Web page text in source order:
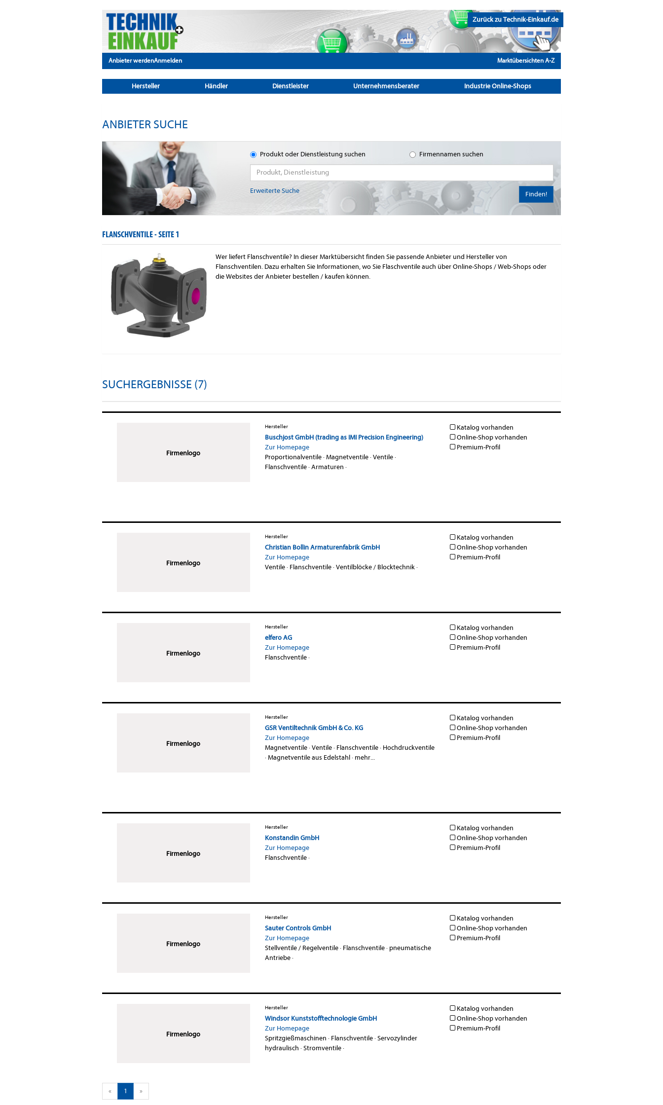
Zurück zu Technik-Einkauf.de
Anbieter werdenAnmelden Marktübersichten A-Z
Hersteller Händler Dienstleister Unternehmensberater Industrie Online-Shops
ANBIETER SUCHE
Produkt oder Dienstleistung suchen Firmennamen suchen
Erweiterte Suche Finden!
FLANSCHVENTILE -SEITE 1
Wer liefert Flanschventile? In dieser Marktübersicht finden Sie passende Anbieter und Hersteller von
Flanschventilen. Dazu erhalten Sie Informationen, wo Sie Flaschventile auch über Online-Shops / Web-Shops oder
die Websites der Anbieter bestellen / kaufen können.
SUCHERGEBNISSE (7)
Firmenlogo
Hersteller
Buschjost GmbH (trading as IMI Precision Engineering)
Zur Homepage
Proportionalventile·Magnetventile·Ventile·
Flanschventile·Armaturen ·
Katalog vorhanden
Online-Shop vorhanden
Premium-Profil
Firmenlogo
Hersteller
Christian Bollin Armaturenfabrik GmbH
Zur Homepage
Ventile· Flanschventile·Ventilblöcke / Blocktechnik·
Katalog vorhanden
Online-Shop vorhanden
Premium-Profil
Firmenlogo
Hersteller
elfero AG
Zur Homepage
Flanschventile·
Katalog vorhanden
Online-Shop vorhanden
Premium-Profil
Firmenlogo
Hersteller
GSR Ventiltechnik GmbH & Co. KG
Zur Homepage
Magnetventile·Ventile· Flanschventile· Hochdruckventile
·Magnetventile aus Edelstahl· mehr...
Katalog vorhanden
Online-Shop vorhanden
Premium-Profil
Firmenlogo
Hersteller
Konstandin GmbH
Zur Homepage
Flanschventile·
Katalog vorhanden
Online-Shop vorhanden
Premium-Profil
Firmenlogo
Hersteller
Sauter Controls GmbH
Zur Homepage
Stellventile / Regelventile· Flanschventile· pneumatische
Antriebe·
Katalog vorhanden
Online-Shop vorhanden
Premium-Profil
Firmenlogo
Hersteller
Windsor Kunststofftechnologie GmbH
Zur Homepage
Spritzgießmaschinen · Flanschventile·Servozylinder
hydraulisch ·Stromventile·
Katalog vorhanden
Online-Shop vorhanden
Premium-Profil
« 1 »